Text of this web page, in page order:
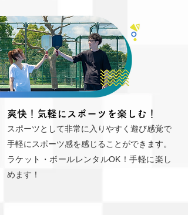
爽快！気軽にスポーツを楽しむ！
スポーツとして非常に入りやすく遊び感覚で
手軽にスポーツ感を感じることができます。
ラケット・ボールレンタルOK！手軽に楽し
めます！